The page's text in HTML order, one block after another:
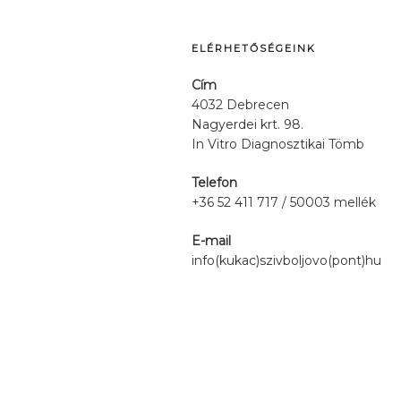
ELÉRHETŐSÉGEINK
Cím
4032 Debrecen
Nagyerdei krt. 98.
In Vitro Diagnosztikai Tömb
Telefon
+36 52 411 717 / 50003 mellék
E-mail
info(kukac)szivboljovo(pont)hu